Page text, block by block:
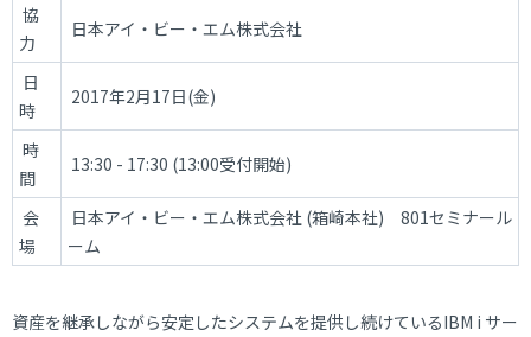
協
力
日本アイ・ビー・エム株式会社
日
時
2017年2月17日(金)
時
間
13:30 - 17:30 (13:00受付開始)
会
場
日本アイ・ビー・エム株式会社 (箱崎本社) 801セミナール
ーム
資産を継承しながら安定したシステムを提供し続けているIBM i サー